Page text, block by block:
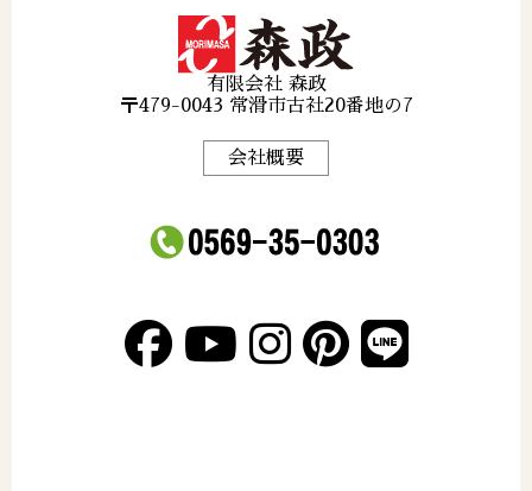
有限会社 森政
〒479-0043 常滑市古社20番地の7
会社概要